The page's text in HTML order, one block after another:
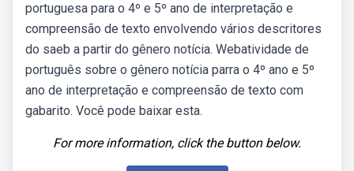
portuguesa para o 4º e 5º ano de interpretação e
compreensão de texto envolvendo vários descritores
do saeb a partir do gênero notícia. Webatividade de
português sobre o gênero notícia parra o 4º ano e 5º
ano de interpretação e compreensão de texto com
gabarito. Você pode baixar esta.
For more information, click the button below.